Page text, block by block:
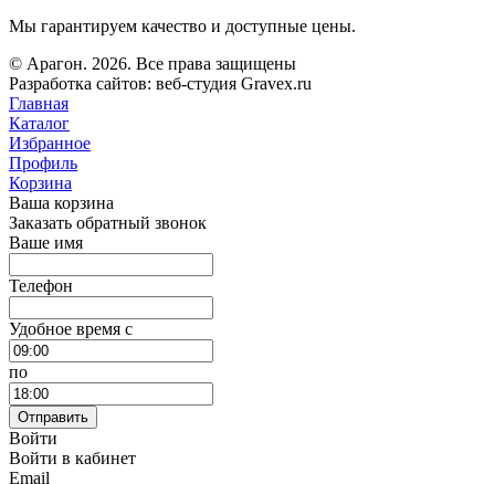
Мы гарантируем качество и доступные цены.
© Арагон. 2026. Все права защищены
Разработка сайтов: веб-студия Gravex.ru
Главная
Каталог
Избранное
Профиль
Корзина
Ваша корзина
Заказать обратный звонок
Ваше имя
Телефон
Удобное время c
по
Отправить
Войти
Войти в кабинет
Email